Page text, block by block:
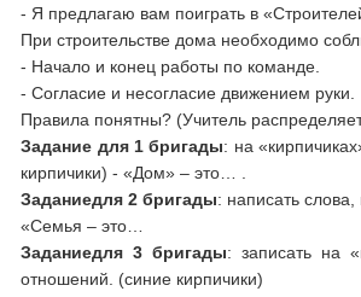
- Я предлагаю вам поиграть в
При строительстве дома необходимо
- Начало и конец работы по команде.
- Согласие и несогласие движением руки.
Правила понятны? (Учитель
Задание для 1 бригады: на
кирпичики) - «Дом» – это… .
Заданиедля 2 бригады: написать
«Семья – это…
Заданиедля 3 бригады: записать на
отношений. (синие кирпичики)